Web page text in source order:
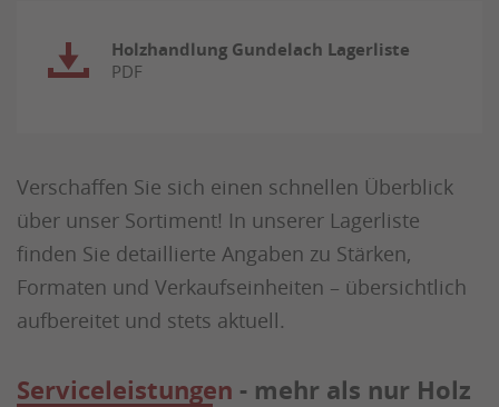
Holzhandlung Gundelach Lagerliste
PDF
Verschaffen Sie sich einen schnellen Überblick
über unser Sortiment! In unserer Lagerliste
finden Sie detaillierte Angaben zu Stärken,
Formaten und Verkaufseinheiten – übersichtlich
aufbereitet und stets aktuell.
Serviceleistungen - mehr als nur Holz